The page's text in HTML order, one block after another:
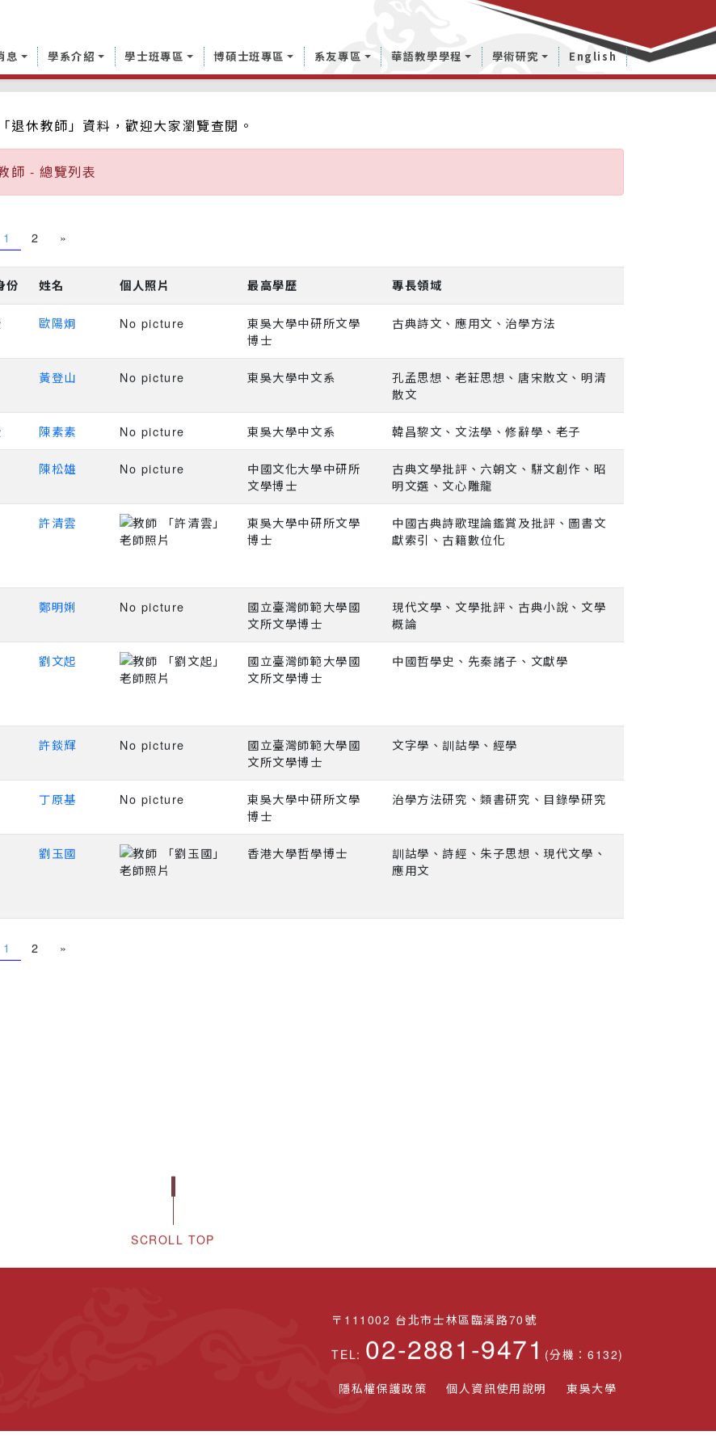
息 學系介紹 學士班專區 博碩士班專區 系友專區 華語教學學程 學術研究 English
退休教師」資料，歡迎大家瀏覽查閱。
師 - 總覽列表
1 2 »
份 姓名 個人照片 最高學歷 專長領域
歐陽炯 No picture
東吳大學中研所文學
博士
古典詩文、應用文、治學方法
黃登山 No picture 東吳大學中文系
孔孟思想、老莊思想、唐宋散文、明清
散文
陳素素 No picture 東吳大學中文系 韓昌黎文、文法學、修辭學、老子
陳松雄 No picture
中國文化大學中研所
文學博士
古典文學批評、六朝文、駢文創作、昭
明文選、文心雕龍
許清雲
東吳大學中研所文學
博士
中國古典詩歌理論鑑賞及批評、圖書文
獻索引、古籍數位化
鄭明娳 No picture
國立臺灣師範大學國
文所文學博士
現代文學、文學批評、古典小說、文學
概論
劉文起
國立臺灣師範大學國
文所文學博士
中國哲學史、先秦諸子、文獻學
許錟輝 No picture
國立臺灣師範大學國
文所文學博士
文字學、訓詁學、經學
丁原基 No picture
東吳大學中研所文學
博士
治學方法研究、類書研究、目錄學研究
劉玉國 香港大學哲學博士
訓詁學、詩經、朱子思想、現代文學、
應用文
1 2 »
SCROLL TOP
〒111002 台北市士林區臨溪路70號
TEL: 02-2881-9471 (分機：6132)
隱私權保護政策 個人資訊使用說明 東吳大學